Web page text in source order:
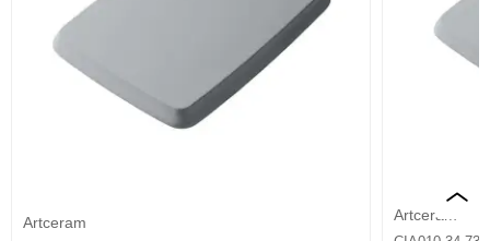
Artceram Artceram